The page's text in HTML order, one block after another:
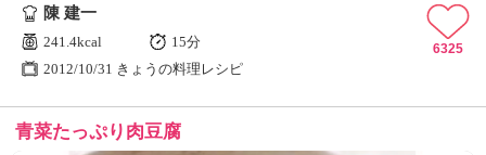
陳 建一
241.4kcal
15分
2012/10/31 きょうの料理レシピ
6325
青菜たっぷり肉豆腐